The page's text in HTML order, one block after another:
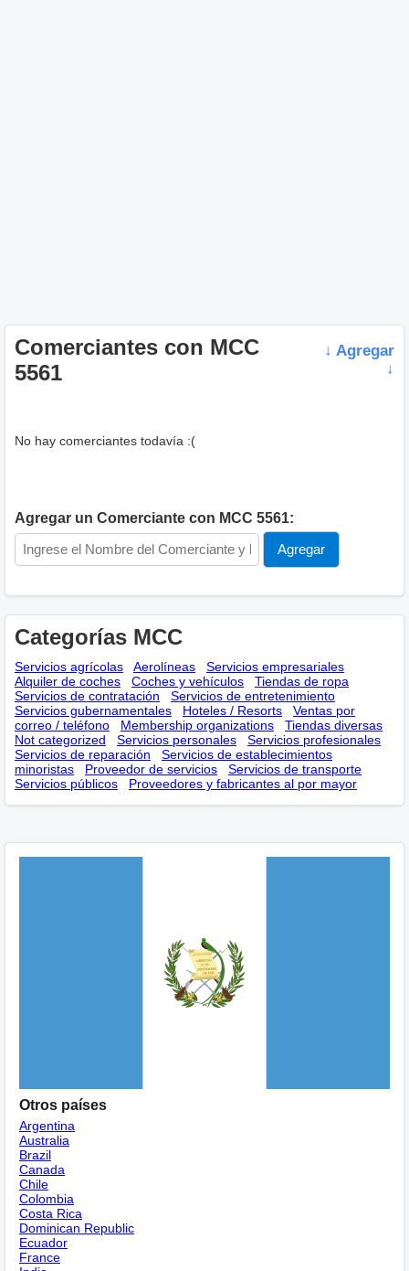
Comerciantes con MCC
5561
↓ Agregar
↓
No hay comerciantes todavía :(
Agregar un Comerciante con MCC 5561:
Categorías MCC
Servicios agrícolas Aerolíneas
Servicios empresariales
Alquiler de coches
Coches y vehículos
Tiendas de ropa
Servicios de contratación
Servicios de entretenimiento
Servicios gubernamentales
Hoteles / Resorts
Ventas por
correo / teléfono
Membership оrganizations
Tiendas diversas
Not categorized
Servicios personales
Servicios profesionales
Servicios de reparación
Servicios de establecimientos
minoristas
Proveedor de servicios
Servicios de transporte
Servicios públicos
Proveedores y fabricantes al por mayor
Otros países
Argentina
Australia
Brazil
Canada
Chile
Colombia
Costa Rica
Dominican Republic
Ecuador
France